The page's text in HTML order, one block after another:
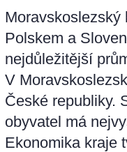
Moravskoslezský
Polskem a
nejdůležitější
V
České republiky.
obyvatel má
Ekonomika kraje